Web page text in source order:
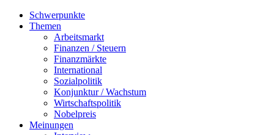
Schwerpunkte
Themen
Arbeitsmarkt
Finanzen / Steuern
Finanzmärkte
International
Sozialpolitik
Konjunktur / Wachstum
Wirtschaftspolitik
Nobelpreis
Meinungen